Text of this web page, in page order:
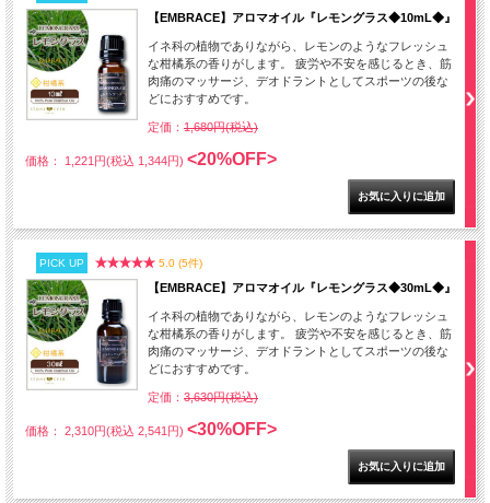
【EMBRACE】アロマオイル『レモングラス◆10mL◆』
イネ科の植物でありながら、レモンのようなフレッシュ
な柑橘系の香りがします。 疲労や不安を感じるとき、筋
肉痛のマッサージ、デオドラントとしてスポーツの後な
どにおすすめです。
定価： 1,680円(税込)
価格： 1,221円(税込 1,344円) <20%OFF>
PICK UP 5.0 (5件)
【EMBRACE】アロマオイル『レモングラス◆30mL◆』
イネ科の植物でありながら、レモンのようなフレッシュ
な柑橘系の香りがします。 疲労や不安を感じるとき、筋
肉痛のマッサージ、デオドラントとしてスポーツの後な
どにおすすめです。
定価： 3,630円(税込)
価格： 2,310円(税込 2,541円) <30%OFF>